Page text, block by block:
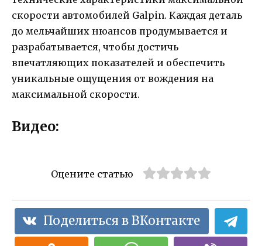
скорости автомобилей Galpin. Каждая деталь
до мельчайших нюансов продумывается и
разрабатывается, чтобы достичь
впечатляющих показателей и обеспечить
уникальные ощущения от вождения на
максимальной скорости.
Видео:
Оцените статью
Поделиться в ВКонтакте